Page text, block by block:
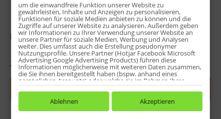
Dichtung vertikal
27,23 € *
Jetzt indiv. konfigurieren
Knopfgriff rund
35,99 € *
Jetzt indiv. konfigurieren
um die einwandfreie Funktion unserer Website zu
gewährleisten, Inhalte und Anzeigen zu personalisieren,
Funktionen für soziale Medien anbieten zu können und die
Zugriffe auf unserer Website zu analysieren. Außerdem geben
wir Informationen zu Ihrer Verwendung unserer Website an
unsere Partner für soziale Medien, Werbung und Analysen
weiter. Dies umfasst auch die Erstellung pseudonymer
Nutzungsprofile. Unsere Partner (Hotjar Facebook Microsoft
Advertising Google Advertising Products) führen diese
Informationen möglicherweise mit weiteren Daten zusammen,
die Sie ihnen bereitgestellt haben (bspw. anhand eines
persönlichen Accounts) oder welche sie im Rahmen Ihrer
Nutzung der Dienste gesammelt haben (bspw. Nutzungsdaten
anderer Geräte). Ihre Einwilligung zur Nutzung von Cookies
und Pixeln können Sie jederzeit widerrufen, indem Sie auf den
Datenschutz-Button links unten klicken und dort die
Ablehnen Akzeptieren